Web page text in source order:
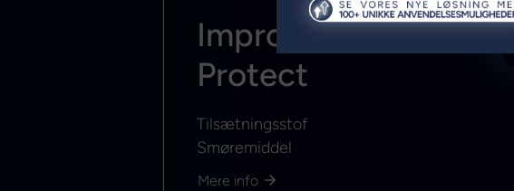
Improve &
Protect
Tilsætningsstof
Smøremiddel
Mere info